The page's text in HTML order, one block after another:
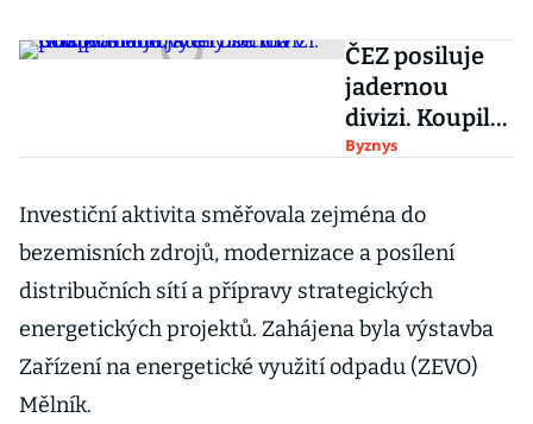
ČEZ posiluje
jadernou
divizi. Koupil
firmu, který se
nových
blocích v
Dukovanech
Byznys
Investiční aktivita směřovala zejména do
bezemisních zdrojů, modernizace a posílení
distribučních sítí a přípravy strategických
energetických projektů. Zahájena byla výstavba
Zařízení na energetické využití odpadu (ZEVO)
Mělník.